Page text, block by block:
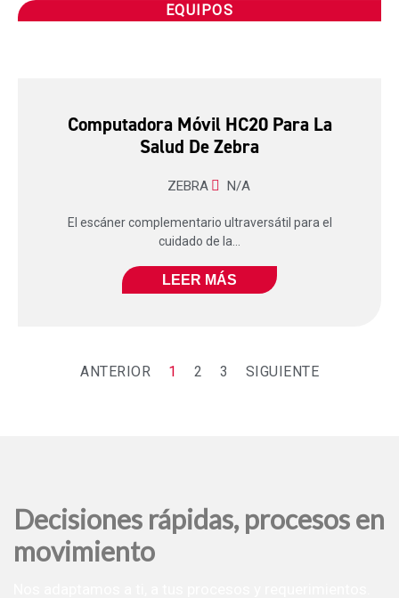
EQUIPOS
Computadora Móvil HC20 Para La
Salud De Zebra
ZEBRA N/A
El escáner complementario ultraversátil para el
cuidado de la...
LEER MÁS
ANTERIOR 1 2 3 SIGUIENTE
Decisiones rápidas, procesos en
movimiento